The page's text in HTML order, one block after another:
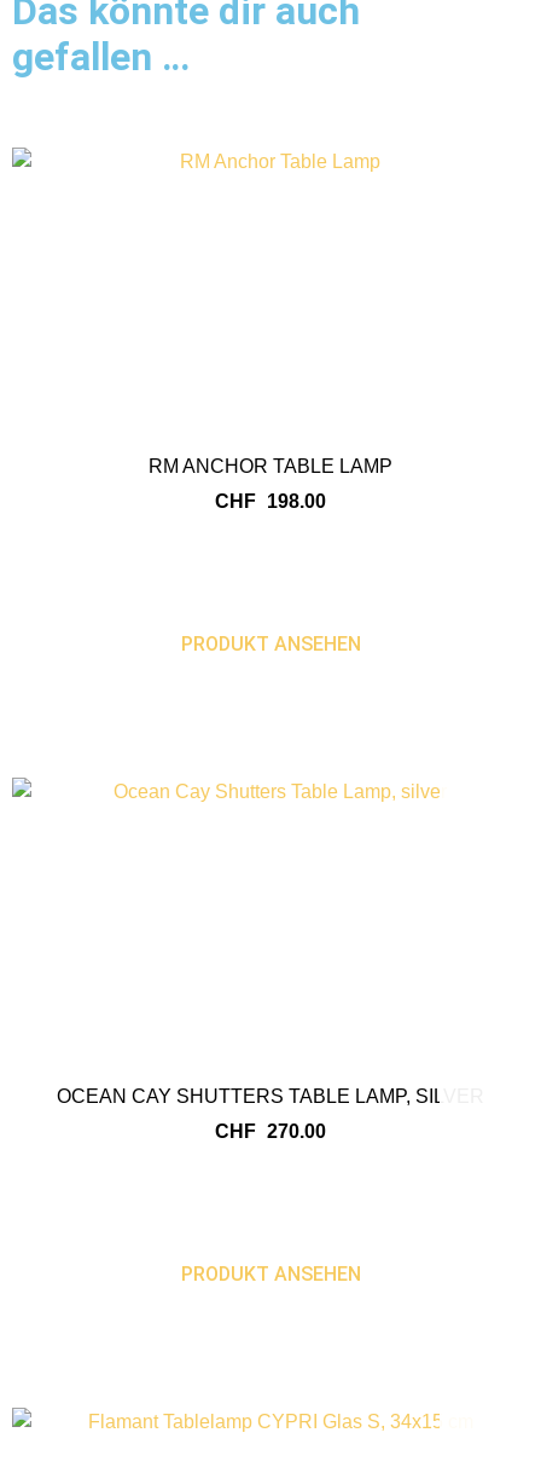
Das könnte dir auch
gefallen …
RM ANCHOR TABLE LAMP
CHF 198.00
PRODUKT ANSEHEN
OCEAN CAY SHUTTERS TABLE LAMP, SILVER
CHF 270.00
PRODUKT ANSEHEN